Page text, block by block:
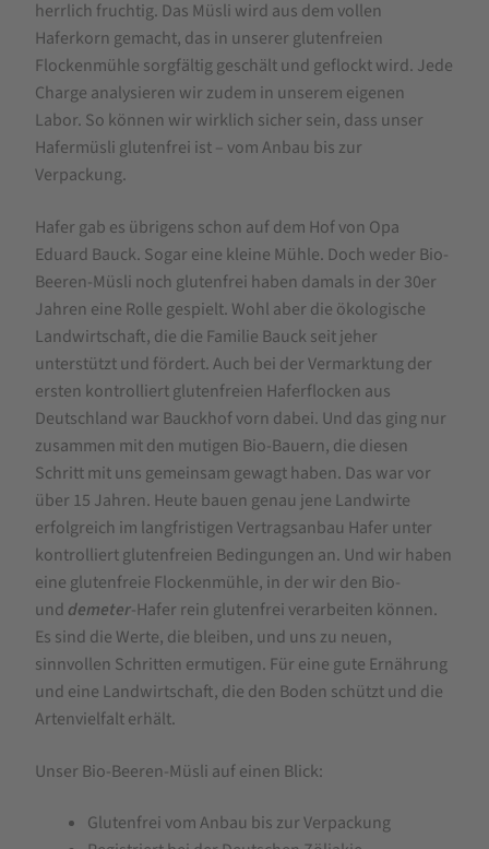
mit
Beeren
glutenfrei
425g
herrlich fruchtig. Das Müsli wird aus dem vollen
Haferkorn gemacht, das in unserer glutenfreien
Flockenmühle sorgfältig geschält und geflockt wird. Jede
Charge analysieren wir zudem in unserem eigenen
Labor. So können wir wirklich sicher sein, dass unser
Hafermüsli glutenfrei ist – vom Anbau bis zur
Verpackung.
Hafer gab es übrigens schon auf dem Hof von Opa
Eduard Bauck. Sogar eine kleine Mühle. Doch weder Bio-
Beeren-Müsli noch glutenfrei haben damals in der 30er
Jahren eine Rolle gespielt. Wohl aber die ökologische
Landwirtschaft, die die Familie Bauck seit jeher
unterstützt und fördert. Auch bei der Vermarktung der
ersten kontrolliert glutenfreien Haferflocken aus
Deutschland war Bauckhof vorn dabei. Und das ging nur
zusammen mit den mutigen Bio-Bauern, die diesen
Schritt mit uns gemeinsam gewagt haben. Das war vor
über 15 Jahren. Heute bauen genau jene Landwirte
erfolgreich im langfristigen Vertragsanbau Hafer unter
kontrolliert glutenfreien Bedingungen an. Und wir haben
eine glutenfreie Flockenmühle, in der wir den Bio-
und demeter -Hafer rein glutenfrei verarbeiten können.
Es sind die Werte, die bleiben, und uns zu neuen,
sinnvollen Schritten ermutigen. Für eine gute Ernährung
und eine Landwirtschaft, die den Boden schützt und die
Artenvielfalt erhält.
Unser Bio-Beeren-Müsli auf einen Blick:
Glutenfrei vom Anbau bis zur Verpackung